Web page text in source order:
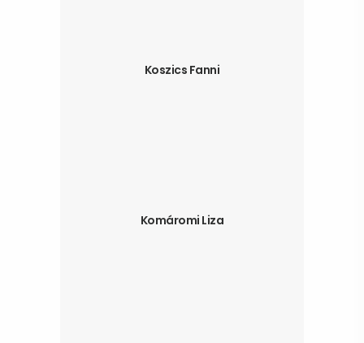
Koszics Fanni
Komáromi Liza